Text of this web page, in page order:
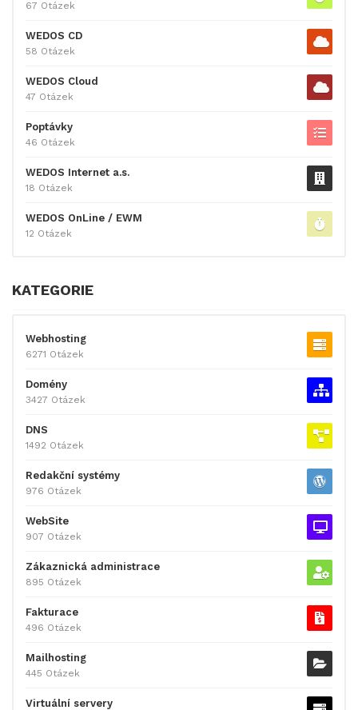
67 Otázek
WEDOS CD
58 Otázek
WEDOS Cloud
47 Otázek
Poptávky
46 Otázek
WEDOS Internet a.s.
18 Otázek
WEDOS OnLine / EWM
12 Otázek
KATEGORIE
Webhosting
6271 Otázek
Domény
3427 Otázek
DNS
1492 Otázek
Redakční systémy
976 Otázek
WebSite
907 Otázek
Zákaznická administrace
895 Otázek
Fakturace
496 Otázek
Mailhosting
445 Otázek
Virtuální servery